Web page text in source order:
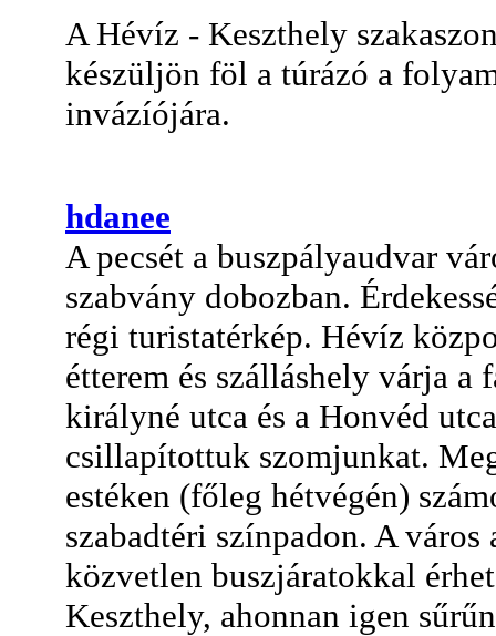
A Hévíz - Keszthely
készüljön föl a túrázó a
invázíójára.
hdanee
A pecsét a buszpályaudvar
szabvány dobozban.
régi turistatérkép. Hévíz
étterem és szálláshely várja a
királyné utca és a Honvéd
csillapítottuk szomjunkat.
estéken (főleg hétvégén)
szabadtéri színpadon. A város
közvetlen buszjáratokkal
Keszthely, ahonnan igen